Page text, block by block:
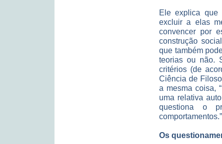
Ele explica que
excluir a elas
convencer por
construção
que também
teorias ou não.
critérios (de
Ciência de
a mesma coisa,
uma relativa
questiona o
comportamentos.”
Os